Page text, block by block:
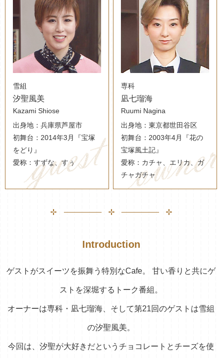
雪組
汐聖風美
Kazami Shiose
出身地：兵庫県芦屋市
初舞台：2014年3月『宝塚
をどり』
愛称：すずな、すぅ
専科
凪七瑠海
Ruumi Nagina
出身地：東京都世田谷区
初舞台：2003年4月『花の
宝塚風土記』
愛称：カチャ、エリカ、ガ
チャガチャ
Introduction
ゲストがスイーツを振舞う特別なCafe。 甘い香りと共にゲ
ストを深堀するトーク番組。
オーナーは専科・凪七瑠海、そして第21回のゲストは雪組
の汐聖風美。
今回は、汐聖が大好きだというチョコレートとチーズを使